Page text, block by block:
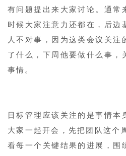
有问题提出来大家讨论。通常
时候大家注意力还都在，后边
人不对事，因为这类会议关注
了什么，下周他要做什么事，
事情。
目标管理应该关注的是事情本
大家一起开会，先把团队这个
看每一个关键结果的进展，围